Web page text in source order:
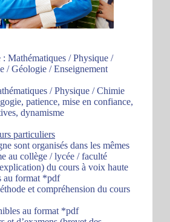
Mathématiques / Physique /
/ Géologie / Enseignement
/ Physique / Chimie
patience, mise en confiance,
dynamisme
particuliers
sont organisés dans les mêmes
au collège / lycée / faculté
du cours à voix haute
au format *pdf
et compréhension du cours
au format *pdf